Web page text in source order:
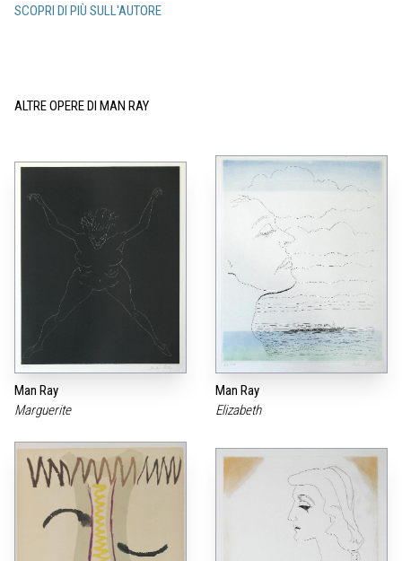
SCOPRI DI PIÙ SULL'AUTORE
ALTRE OPERE DI MAN RAY
Man Ray
Marguerite
Man Ray
Elizabeth